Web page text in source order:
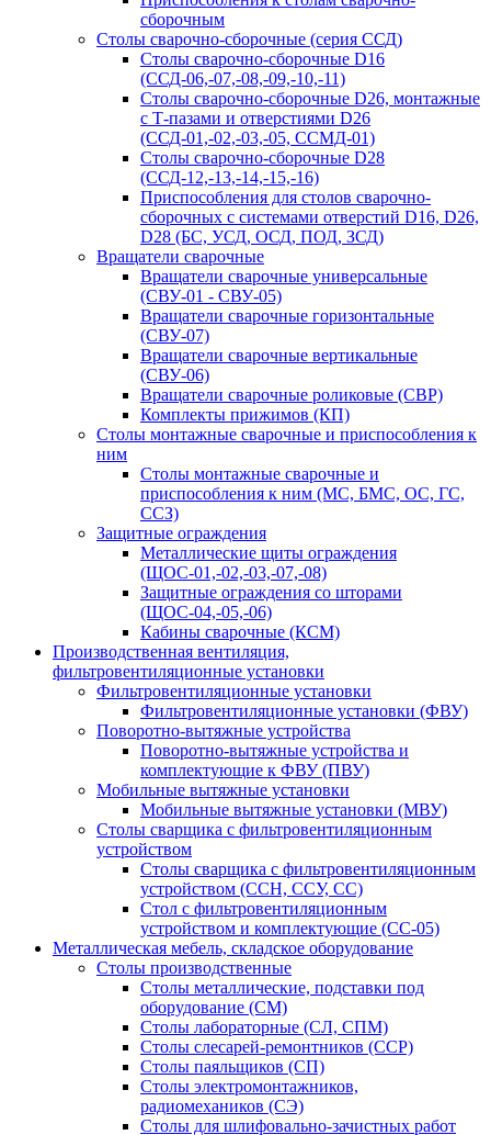
сборочным
Столы сварочно-сборочные (серия ССД)
Столы сварочно-сборочные D16
(ССД-06,-07,-08,-09,-10,-11)
Столы сварочно-сборочные D26, монтажные
с Т-пазами и отверстиями D26
(ССД-01,-02,-03,-05, ССМД-01)
Столы сварочно-сборочные D28
(ССД-12,-13,-14,-15,-16)
Приспособления для столов сварочно-
сборочных с системами отверстий D16, D26,
D28 (БС, УСД, ОСД, ПОД, ЗСД)
Вращатели сварочные
Вращатели сварочные универсальные
(СВУ-01 - СВУ-05)
Вращатели сварочные горизонтальные
(СВУ-07)
Вращатели сварочные вертикальные
(СВУ-06)
Вращатели сварочные роликовые (СВР)
Комплекты прижимов (КП)
Столы монтажные сварочные и приспособления к
ним
Столы монтажные сварочные и
приспособления к ним (МС, БМС, ОС, ГС,
ССЗ)
Защитные ограждения
Металлические щиты ограждения
(ЩОС-01,-02,-03,-07,-08)
Защитные ограждения со шторами
(ЩОС-04,-05,-06)
Кабины сварочные (КСМ)
Производственная вентиляция,
фильтровентиляционные установки
Фильтровентиляционные установки
Фильтровентиляционные установки (ФВУ)
Поворотно-вытяжные устройства
Поворотно-вытяжные устройства и
комплектующие к ФВУ (ПВУ)
Мобильные вытяжные установки
Мобильные вытяжные установки (МВУ)
Столы сварщика с фильтровентиляционным
устройством
Столы сварщика с фильтровентиляционным
устройством (ССН, ССУ, СС)
Стол с фильтровентиляционным
устройством и комплектующие (СС-05)
Металлическая мебель, складское оборудование
Столы производственные
Столы металлические, подставки под
оборудование (СМ)
Столы лабораторные (СЛ, СПМ)
Столы слесарей-ремонтников (ССР)
Столы паяльщиков (СП)
Столы электромонтажников,
радиомехаников (СЭ)
Столы для шлифовально-зачистных работ